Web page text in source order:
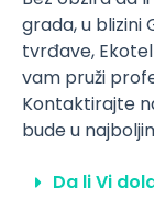
grada, u blizini
tvrđave,
vam pruži
Kontaktirajte
bude u
Da li Vi